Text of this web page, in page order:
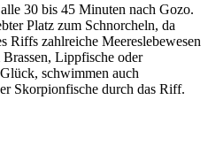
30 bis 45 Minuten nach Gozo.
Platz zum Schnorcheln, da
Riffs zahlreiche Meereslebewesen
Lippfische oder
schwimmen auch
Skorpionfische durch das Riff.